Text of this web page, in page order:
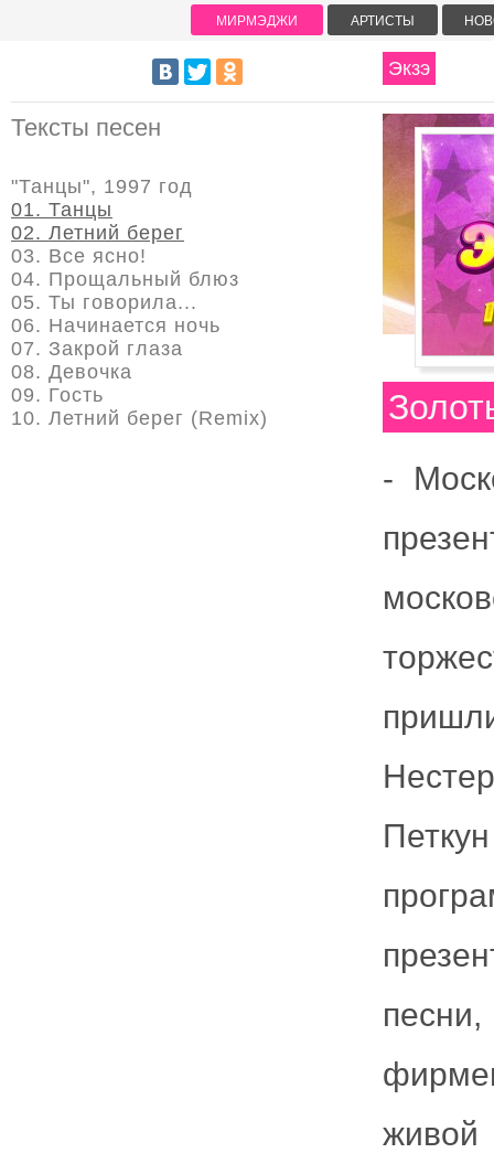
Экзэ
-
живой
Тексты песен
"Танцы", 1997 год
01. Танцы
02. Летний берег
03. Все ясно!
04. Прощальный блюз
05. Ты говорила...
06. Начинается ночь
07. Закрой глаза
08. Девочка
09. Гость
10. Летний берег (Remix)
МИРМЭДЖИ АРТИСТЫ